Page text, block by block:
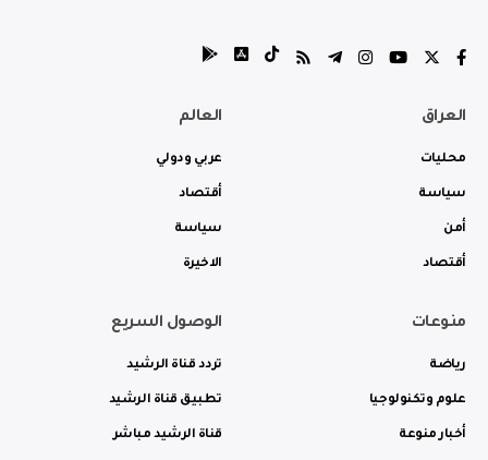
العراق
محليات
سياسة
أمن
أقتصاد
العالم
عربي ودولي
أقتصاد
سياسة
الاخيرة
منوعات
رياضة
علوم وتكنولوجيا
أخبار منوعة
الوصول السريع
تردد قناة الرشيد
تطبيق قناة الرشيد
قناة الرشيد مباشر